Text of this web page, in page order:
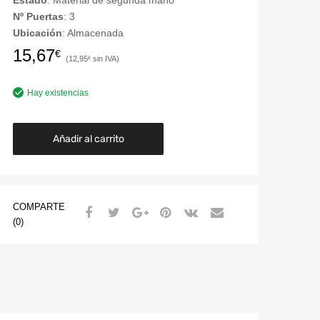
Nº Puertas: 3
Ubicación: Almacenada
15,67€ 12,95€
Hay existencias
Añadir al carrito
COMPARTE
(0)